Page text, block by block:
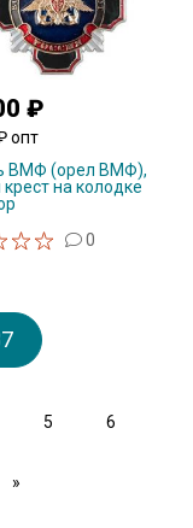
₽
опт
ВМФ (орел ВМФ),
на колодке
0
5 6
»